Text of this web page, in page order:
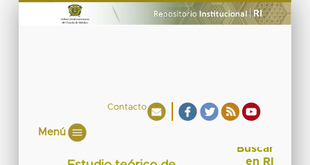
Contacto
Menú
Buscar
en RI